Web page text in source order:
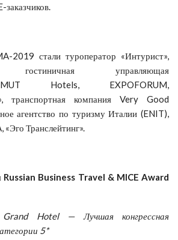
2019 стали туроператор «Интурист»,
гостиничная управляющая
Hotels, EXPOFORUM,
транспортная компания Very Good
агентство по туризму Италии (ENIT),
«Эго Транслейтинг».
Russian Business Travel & MICE Award
Hotel — Лучшая конгрессная
5*